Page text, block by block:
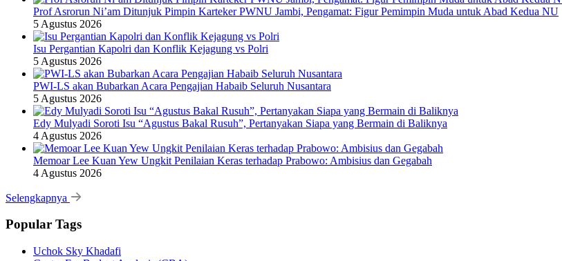
Prof Asrorun Ni’am Ditunjuk Pimpin Karteker PWNU Jambi, Pengamat: Figur Pemimpin Muda untuk Abad Kedua NU
5 Agustus 2026
Isu Pergantian Kapolri dan Konflik Kejagung vs Polri
5 Agustus 2026
PWI-LS akan Bubarkan Acara Pengajian Habaib Seluruh Nusantara
5 Agustus 2026
Edy Mulyadi Soroti Isu “Agustus Bakal Rusuh”, Pertanyakan Siapa yang Bermain di Baliknya
4 Agustus 2026
Memoar Lee Kuan Yew Ungkit Penilaian Keras terhadap Prabowo: Ambisius dan Gegabah
4 Agustus 2026
Selengkapnya
Popular Tags
Uchok Sky Khadafi